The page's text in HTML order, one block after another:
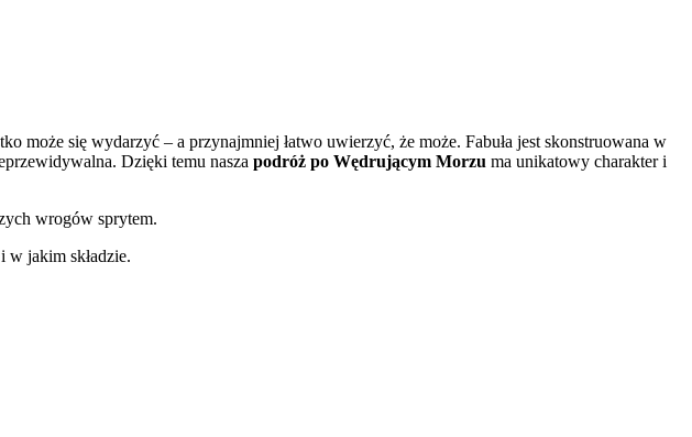
może się wydarzyć – a przynajmniej łatwo uwierzyć, że może. Fabuła jest skonstruowana w
Dzięki temu nasza podróż po Wędrującym Morzu ma unikatowy charakter i
wrogów sprytem.
jakim składzie.